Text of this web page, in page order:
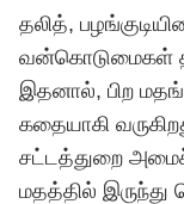
தலித்,
வன்கொடுமைகள்
இதனால், பிற
கதையாகி
சட்டத்துறை
மதத்தில்